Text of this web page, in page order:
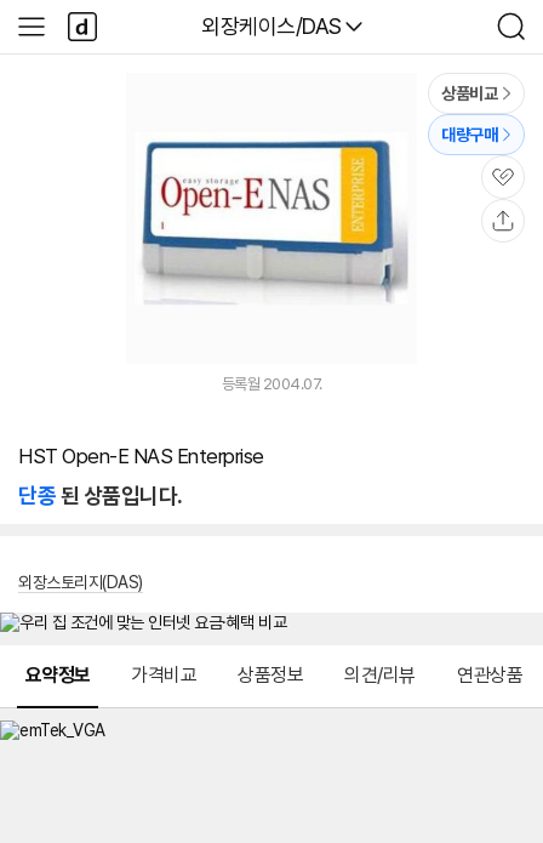
다나와
외장케이스/DAS
검
색
사
이
다
나
와
상품비교
대량구매
관
심
등록월 2004.07.
HST Open-E NAS Enterprise
단종된 상품입니다.
외장스토리지(DAS)
요약정보 가격비교 상품정보 의견/리뷰 연관상품